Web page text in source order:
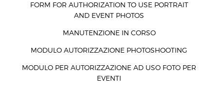
FORM FOR AUTHORIZATION TO USE PORTRAIT
AND EVENT PHOTOS
MANUTENZIONE IN CORSO
MODULO AUTORIZZAZIONE PHOTOSHOOTING
MODULO PER AUTORIZZAZIONE AD USO FOTO PER
EVENTI